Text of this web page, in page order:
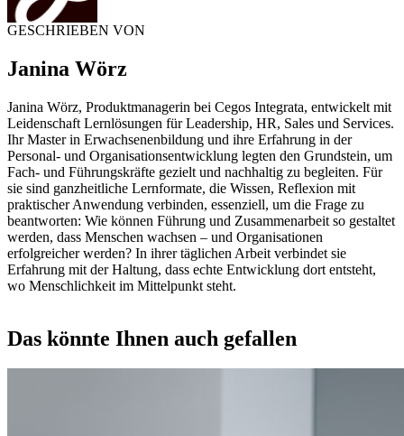
GESCHRIEBEN VON
Janina Wörz
Janina Wörz, Produktmanagerin bei Cegos Integrata, entwickelt mit
Leidenschaft Lernlösungen für Leadership, HR, Sales und Services.
Ihr Master in Erwachsenenbildung und ihre Erfahrung in der
Personal- und Organisationsentwicklung legten den Grundstein, um
Fach- und Führungskräfte gezielt und nachhaltig zu begleiten. Für
sie sind ganzheitliche Lernformate, die Wissen, Reflexion mit
praktischer Anwendung verbinden, essenziell, um die Frage zu
beantworten: Wie können Führung und Zusammenarbeit so gestaltet
werden, dass Menschen wachsen – und Organisationen
erfolgreicher werden? In ihrer täglichen Arbeit verbindet sie
Erfahrung mit der Haltung, dass echte Entwicklung dort entsteht,
wo Menschlichkeit im Mittelpunkt steht.
Das könnte Ihnen auch gefallen